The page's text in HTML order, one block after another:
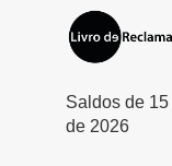
Saldos de
de 2026